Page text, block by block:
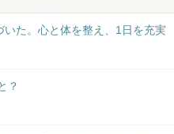
た。心と体を整え、1日を充実
？